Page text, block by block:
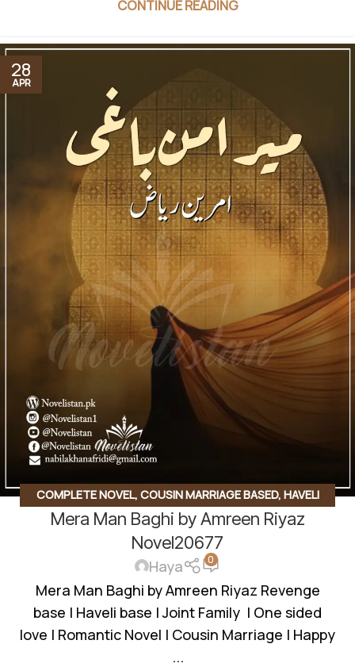
CONTINUE READING
28
APR
COMPLETE NOVEL, COUSIN MARRIAGE BASED, HAVELI
BASED NOVELS,ROMANTIC URDU NOVEL
Mera Man Baghi by Amreen Riyaz
Novel20677
Haya 0
Mera Man Baghi by Amreen Riyaz Revenge
base | Haveli base | Joint Family | One sided
love | Romantic Novel | Cousin Marriage | Happy
...